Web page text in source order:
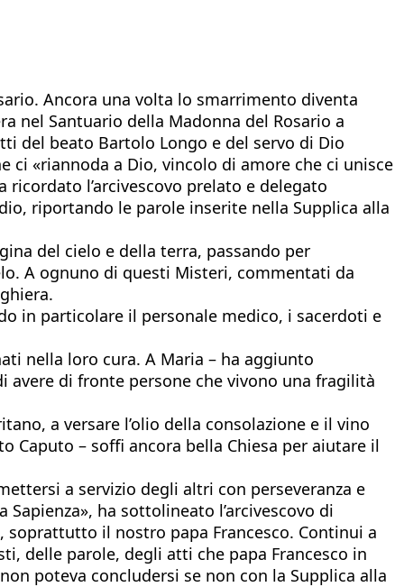
Ancora una volta lo smarrimento diventa
nel Santuario della Madonna del Rosario a
del beato Bartolo Longo e del servo di Dio
ci «riannoda a Dio, vincolo di amore che ci unisce
l’arcivescovo prelato e delegato
riportando le parole inserite nella Supplica alla
del cielo e della terra, passando per
A ognuno di questi Misteri, commentati da
in particolare il personale medico, i sacerdoti e
nella loro cura. A Maria – ha aggiunto
avere di fronte persone che vivono una fragilità
a versare l’olio della consolazione e il vino
Caputo – soffi ancora bella Chiesa per aiutare il
a servizio degli altri con perseveranza e
ha sottolineato l’arcivescovo di
soprattutto il nostro papa Francesco. Continui a
delle parole, degli atti che papa Francesco in
poteva concludersi se non con la Supplica alla